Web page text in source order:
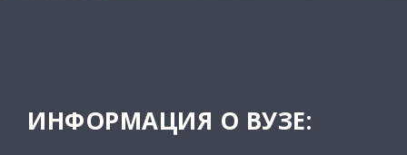
ИНФОРМАЦИЯ О ВУЗЕ: